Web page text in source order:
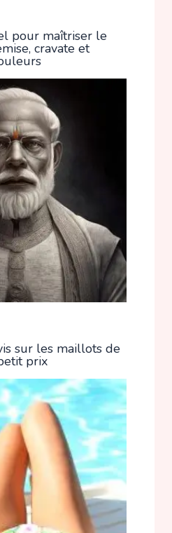
pour maîtriser le
cravate et
sur les maillots de
prix